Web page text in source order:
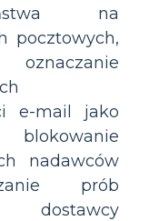
na
pocztowych,
e-mail jako
nadawców
prób
dostawcy